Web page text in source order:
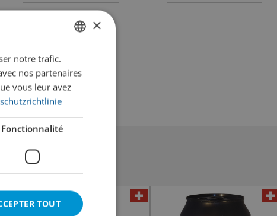
FRENCH
×
notre trafic.
nos partenaires
vous leur avez
Fonctionnalité
TOUT